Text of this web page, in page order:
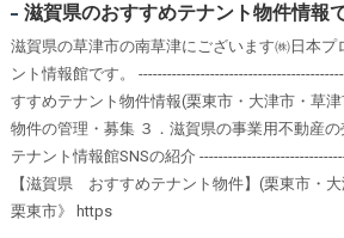
滋賀県のおすすめテナント物件情報
滋賀県の草津市の南草津にございます㈱日本プ
ント情報館です。
すすめテナント物件情報(栗東市・大津市・草
物件の管理・募集 ３．滋賀県の事業用不動産の
テナント情報館SNSの紹介
【滋賀県 おすすめテナント物件】(栗東市・
栗東市》 https